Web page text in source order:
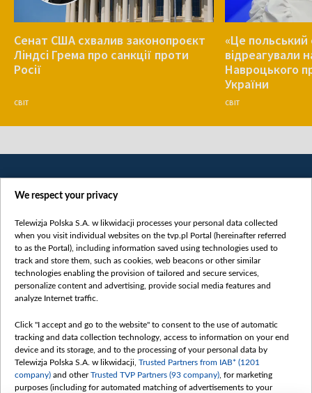
Сенат США схвалив законопроєкт
Ліндсі Грема про санкції проти
Росії
СВІТ
«Це польський
відреагували
Навроцького
України
СВІТ
Категорії
Новини
Докладно
Погляд
Цікаво
Slawa.tv
We respect your privacy
Telewizja Polska S.A. w likwidacji processes your personal data collected
when you visit individual websites on the tvp.pl Portal (hereinafter referred
to as the Portal), including information saved using technologies used to
track and store them, such as cookies, web beacons or other similar
technologies enabling the provision of tailored and secure services,
personalize content and advertising, provide social media features and
analyze Internet traffic.
Click "I accept and go to the website" to consent to the use of automatic
tracking and data collection technology, access to information on your end
device and its storage, and to the processing of your personal data by
Telewizja Polska S.A. w likwidacji, Trusted Partners from IAB* (1201
company) and otherTrusted TVP Partners (93 company) , for marketing
purposes (including for automated matching of advertisements to your